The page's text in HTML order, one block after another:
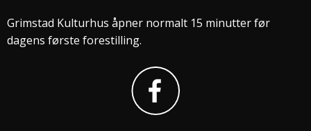
Grimstad Kulturhus åpner normalt 15 minutter før
dagens første forestilling.